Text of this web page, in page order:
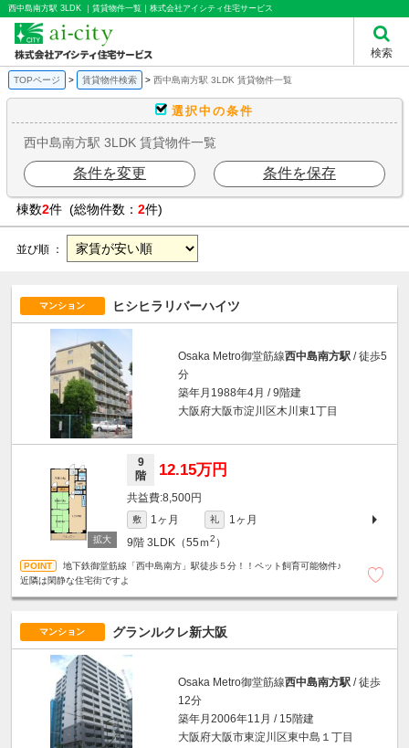
西中島南方駅 3LDK ｜賃貸物件一覧｜株式会社アイシティ住宅サービス
検索
TOPページ 賃貸物件検索 西中島南方駅 3LDK 賃貸物件一覧
選択中の条件
西中島南方駅 3LDK 賃貸物件一覧
条件を変更 条件を保存
棟数2件 (総物件数： 2件)
並び順 ：
マンション ヒシヒラリバーハイツ
Osaka Metro御堂筋線西中島南方駅 / 徒歩5
分
築年月1988年4月 / 9階建
大阪府大阪市淀川区木川東1丁目
9
階
12.15万円
8,500円
敷 1ヶ月 礼
1ヶ月
9階 3LDK（55ｍ2 ）
地下鉄御堂筋線「西中島南方」駅徒歩５分！！ペット飼育可能物件♪
近隣は閑静な住宅街ですよ
マンション グランルクレ新大阪
Osaka Metro御堂筋線西中島南方駅 / 徒歩
12分
築年月2006年11月 / 15階建
大阪府大阪市東淀川区東中島１丁目